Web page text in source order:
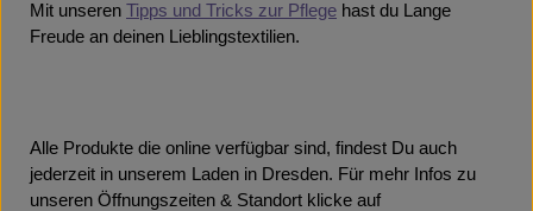
Mit unseren Tipps und Tricks zur Pflege hast du Lange
Freude an deinen Lieblingstextilien.
Alle Produkte die online verfügbar sind, findest Du auch
jederzeit in unserem Laden in Dresden. Für mehr Infos zu
unseren Öffnungszeiten & Standort klicke auf